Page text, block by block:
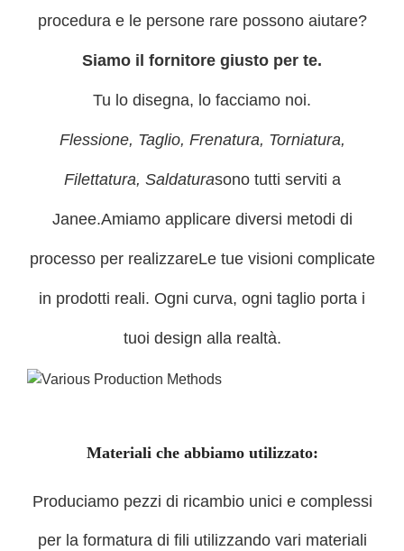
procedura e le persone rare possono aiutare?
Siamo il fornitore giusto per te.
Tu lo disegna, lo facciamo noi.
Flessione, Taglio, Frenatura, Torniatura,
Filettatura, Saldaturasono tutti serviti a
Janee.Amiamo applicare diversi metodi di
processo per realizzareLe tue visioni complicate
in prodotti reali. Ogni curva, ogni taglio porta i
tuoi design alla realtà.
Materiali che abbiamo utilizzato:
Produciamo pezzi di ricambio unici e complessi
per la formatura di fili utilizzando vari materiali